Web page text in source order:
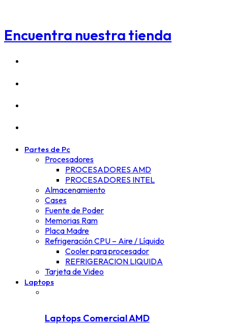
Encuentra nuestra tienda
Partes de Pc
Procesadores
PROCESADORES AMD
PROCESADORES INTEL
Almacenamiento
Cases
Fuente de Poder
Memorias Ram
Placa Madre
Refrigeración CPU – Aire / Líquido
Cooler para procesador
REFRIGERACION LIQUIDA
Tarjeta de Video
Laptops
Laptops Comercial AMD